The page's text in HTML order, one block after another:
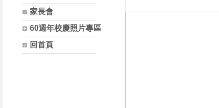
家長會
60週年校慶照片專區
回首頁